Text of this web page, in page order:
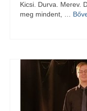
Kicsi. Durva. Merev.
meg mindent, …